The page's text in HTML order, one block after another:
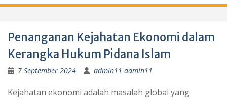
Penanganan Kejahatan Ekonomi dalam
Kerangka Hukum Pidana Islam
7 September 2024 admin11 admin11
Kejahatan ekonomi adalah masalah global yang